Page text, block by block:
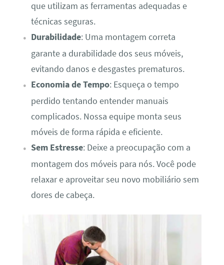
que utilizam as ferramentas adequadas e
técnicas seguras.
Durabilidade: Uma montagem correta
garante a durabilidade dos seus móveis,
evitando danos e desgastes prematuros.
Economia de Tempo: Esqueça o tempo
perdido tentando entender manuais
complicados. Nossa equipe monta seus
móveis de forma rápida e eficiente.
Sem Estresse: Deixe a preocupação com a
montagem dos móveis para nós. Você pode
relaxar e aproveitar seu novo mobiliário sem
dores de cabeça.